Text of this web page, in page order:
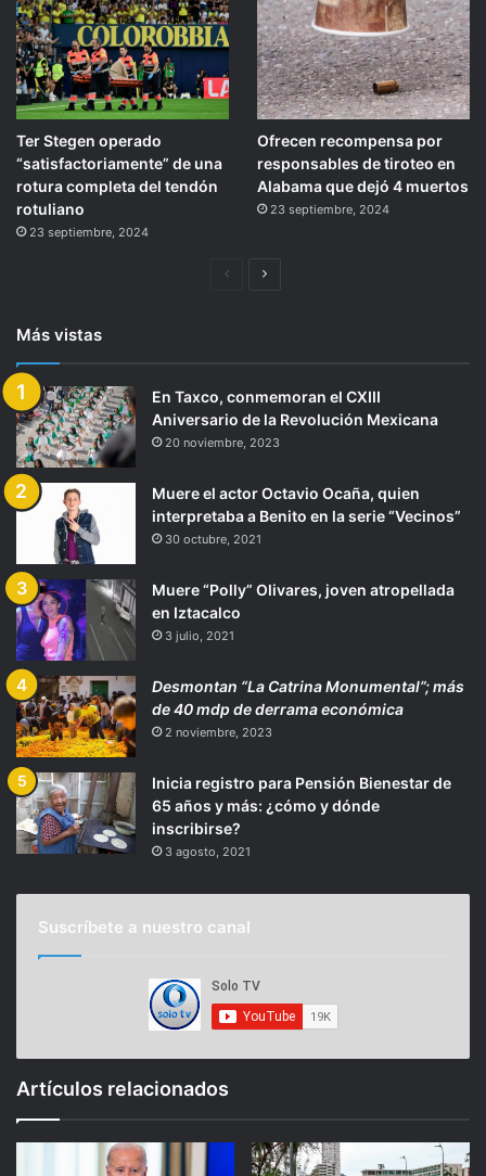
Ter Stegen operado
“satisfactoriamente” de una
rotura completa del tendón
rotuliano
23 septiembre, 2024
Ofrecen recompensa por
responsables de tiroteo en
Alabama que dejó 4 muertos
23 septiembre, 2024
PáginaSiguiente
Más vistas
En Taxco, conmemoran el CXIII
Aniversario de la Revolución Mexicana
20 noviembre, 2023
Muere el actor Octavio Ocaña, quien
interpretaba a Benito en la serie “Vecinos”
30 octubre, 2021
Muere “Polly” Olivares, joven atropellada
en Iztacalco
3 julio, 2021
Desmontan “La Catrina Monumental”; más
de 40 mdp de derrama económica
2 noviembre, 2023
Inicia registro para Pensión Bienestar de
65 años y más: ¿cómo y dónde
inscribirse?
3 agosto, 2021
Suscríbete a nuestro canal
Artículos relacionados